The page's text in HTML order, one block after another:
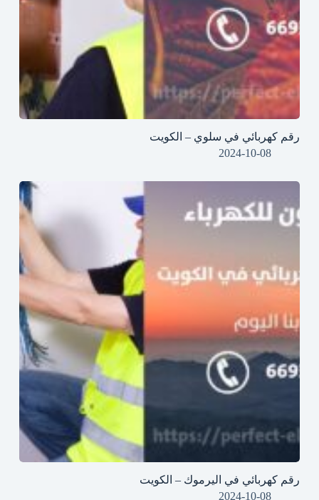
رقم كهربائي في سلوي – الكويت
2024-10-08
رقم كهربائي في اليرموك – الكويت
2024-10-08